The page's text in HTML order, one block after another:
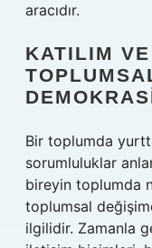
aracıdır.
KATILIM
Bir toplumda
sorumluluklar
bireyin toplumda
toplumsal
ilgilidir. Zamanla